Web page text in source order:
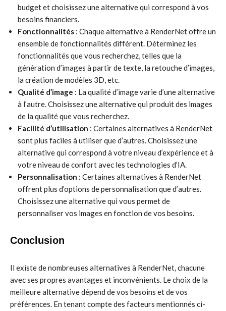
budget et choisissez une alternative qui correspond à vos
besoins financiers.
Fonctionnalités : Chaque alternative à RenderNet offre un
ensemble de fonctionnalités différent. Déterminez les
fonctionnalités que vous recherchez, telles que la
génération d’images à partir de texte, la retouche d’images,
la création de modèles 3D, etc.
Qualité d’image : La qualité d’image varie d’une alternative
à l’autre. Choisissez une alternative qui produit des images
de la qualité que vous recherchez.
Facilité d’utilisation : Certaines alternatives à RenderNet
sont plus faciles à utiliser que d’autres. Choisissez une
alternative qui correspond à votre niveau d’expérience et à
votre niveau de confort avec les technologies d’IA.
Personnalisation : Certaines alternatives à RenderNet
offrent plus d’options de personnalisation que d’autres.
Choisissez une alternative qui vous permet de
personnaliser vos images en fonction de vos besoins.
Conclusion
Il existe de nombreuses alternatives à RenderNet, chacune
avec ses propres avantages et inconvénients. Le choix de la
meilleure alternative dépend de vos besoins et de vos
préférences. En tenant compte des facteurs mentionnés ci-